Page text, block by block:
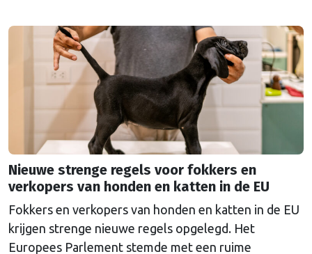
Nieuwe strenge regels voor fokkers en
verkopers van honden en katten in de EU
Fokkers en verkopers van honden en katten in de EU
krijgen strenge nieuwe regels opgelegd. Het
Europees Parlement stemde met een ruime